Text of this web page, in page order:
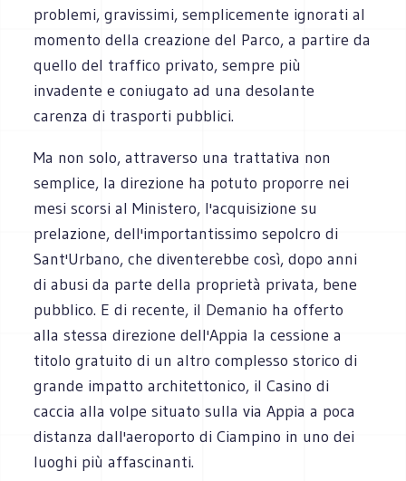
problemi, gravissimi, semplicemente ignorati al
momento della creazione del Parco, a partire da
quello del traffico privato, sempre più
invadente e coniugato ad una desolante
carenza di trasporti pubblici.
Ma non solo, attraverso una trattativa non
semplice, la direzione ha potuto proporre nei
mesi scorsi al Ministero, l'acquisizione su
prelazione, dell'importantissimo sepolcro di
Sant'Urbano, che diventerebbe così, dopo anni
di abusi da parte della proprietà privata, bene
pubblico. E di recente, il Demanio ha offerto
alla stessa direzione dell'Appia la cessione a
titolo gratuito di un altro complesso storico di
grande impatto architettonico, il Casino di
caccia alla volpe situato sulla via Appia a poca
distanza dall'aeroporto di Ciampino in uno dei
luoghi più affascinanti.